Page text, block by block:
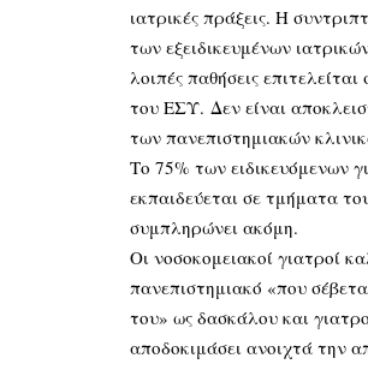
ιατρικές πράξεις. Η
των εξειδικευμένων
λοιπές παθήσεις
του ΕΣΥ. Δεν είναι
των πανεπιστημιακών
Το 75% των ειδικευόμενων
εκπαιδεύεται σε τμήματα
συμπληρώνει ακόμη.
Οι νοσοκομειακοί γιατροί
πανεπιστημιακό «που
του» ως δασκάλου και
αποδοκιμάσει ανοιχτά την